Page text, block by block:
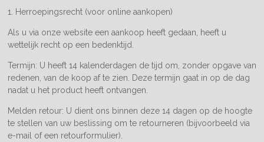
1. Herroepingsrecht (voor online aankopen)
Als u via onze website een aankoop heeft gedaan, heeft u
wettelijk recht op een bedenktijd.
Termijn: U heeft 14 kalenderdagen de tijd om, zonder opgave van
redenen, van de koop af te zien. Deze termijn gaat in op de dag
nadat u het product heeft ontvangen.
Melden retour: U dient ons binnen deze 14 dagen op de hoogte
te stellen van uw beslissing om te retourneren (bijvoorbeeld via
e-mail of een retourformulier).